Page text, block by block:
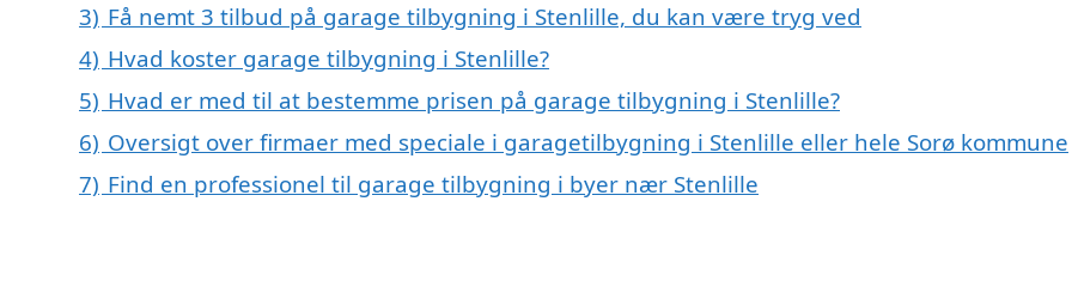
3) Få nemt 3 tilbud på garage tilbygning i Stenlille, du kan være tryg ved
4) Hvad koster garage tilbygning i Stenlille?
5) Hvad er med til at bestemme prisen på garage tilbygning i Stenlille?
6) Oversigt over firmaer med speciale i garagetilbygning i Stenlille eller hele Sorø kommune
7) Find en professionel til garage tilbygning i byer nær Stenlille